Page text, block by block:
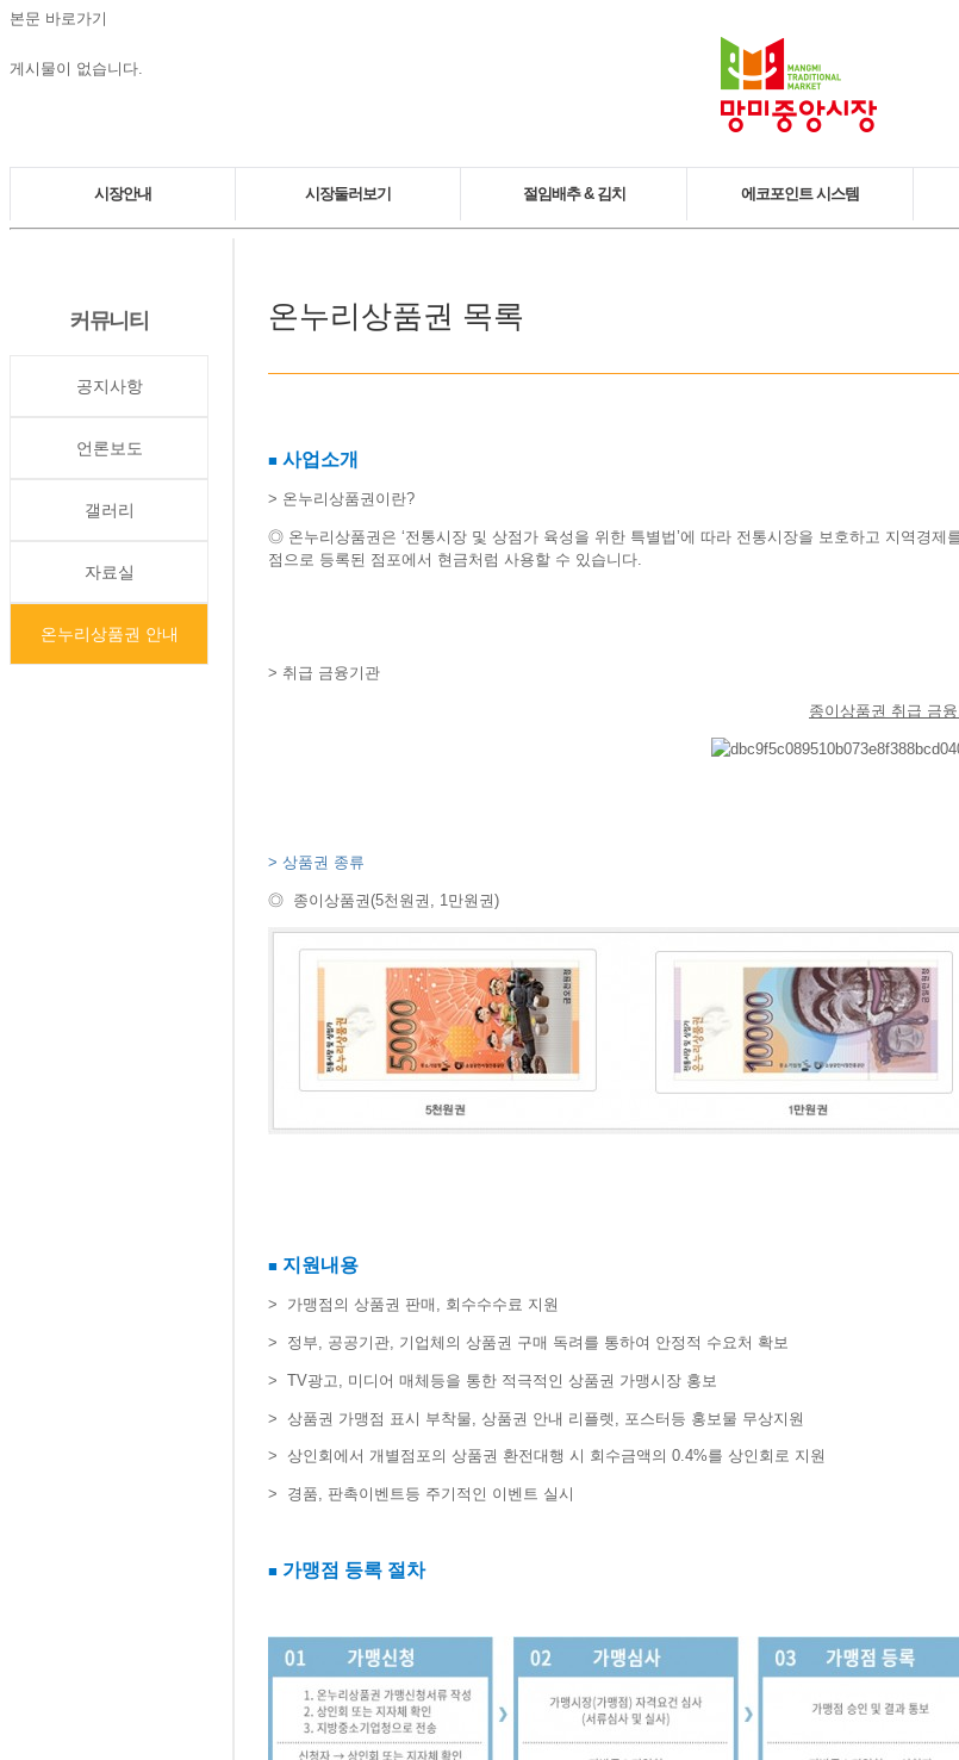
본문 바로가기
게시물이 없습니다.
메
시장안내
조직도
캐릭터소개
시장둘러보기
주차장 안내
절임배추 & 김치 에코포인트 시스템
커뮤니티
공지사항
언론보도
갤러리
자료실
온누리상품권 안내
온누리상품권 목록
■ 사업소개
> 온누리상품권이란?​
◎ 온누리상품권은 ‘전통시장 및 상점가 육성을 위한 특별법’에 따라 전통시장을 보호하고 지역경
점으로 등록된 점포에서 현금처럼 사용할 수 있습니다
> 취급 금융기관
종이상품권 취급 금
> 상품권 종류​
◎ ​ 종이상품권(5천원권, 1만원권)
■ 지원내용
> 가맹점의 상품권 판매, 회수수수료 지원
> ​ 정부, 공공기관, 기업체의 상품권 구매 독려를 통하여 안정적 수요처 확보
> ​ TV광고, 미디어 매체등을 통한 적극적인 상품권 가맹시장 홍보
> ​ 상품권 가맹점 표시 부착물, 상품권 안내 리플렛, 포스터등 홍보물 무상지원
> ​ 상인회에서 개별점포의 상품권 환전대행 시 회수금액의 0.4%를 상인회로 지원
> ​경품, 판촉이벤트등 주기적인 이벤트 실시
■ 가맹점 등록 절차